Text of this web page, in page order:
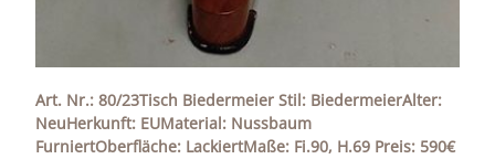
Art. Nr.: 80/23Tisch Biedermeier Stil: BiedermeierAlter:
NeuHerkunft: EUMaterial: Nussbaum
FurniertOberfläche: LackiertMaße: Fi.90, H.69 Preis: 590€